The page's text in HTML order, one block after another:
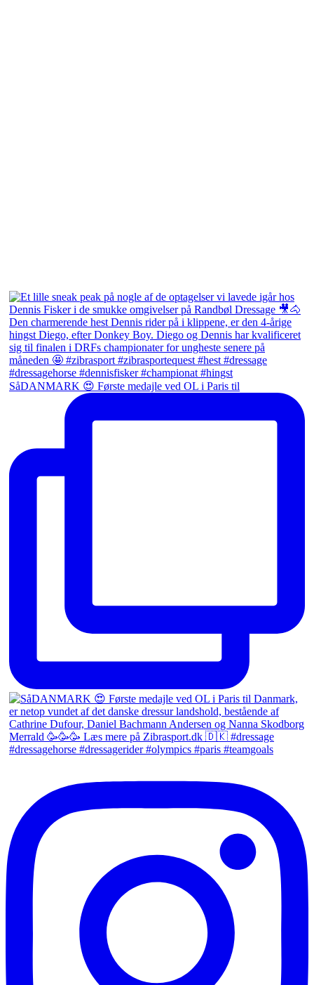
SåDANMARK 😍 Første medajle ved OL i Paris til